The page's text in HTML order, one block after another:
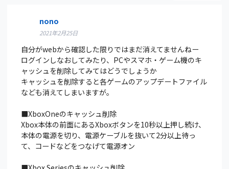
nono
2021年2月25日
自分がwebから確認した限りではまだ消えてませんねー
ログインしなおしてみたり、PCやスマホ・ゲーム機のキ
ャッシュを削除してみてはどうでしょうか
キャッシュを削除すると各ゲームのアップデートファイル
なども消えてしまいますが。
■XboxOneのキャッシュ削除
Xbox本体の前面にあるXboxボタンを10秒以上押し続け、
本体の電源を切り、電源ケーブルを抜いて2分以上待っ
て、コードなどをつなげて電源オン